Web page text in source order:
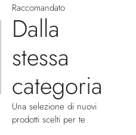
Raccomandato
Dalla
stessa
categoria
Una selezione di nuovi
prodotti scelti per te